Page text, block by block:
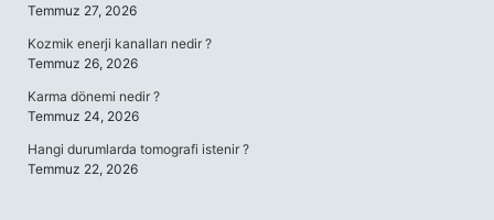
Temmuz 27, 2026
Kozmik enerji kanalları nedir ?
Temmuz 26, 2026
Karma dönemi nedir ?
Temmuz 24, 2026
Hangi durumlarda tomografi istenir ?
Temmuz 22, 2026